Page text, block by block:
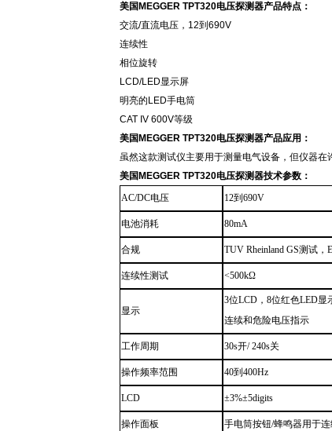
美国 MEGGER TPT320电压探测器产品特点：
交流/直流电压，12到690V
连续性
相位旋转
LCD/LED显示屏
明亮的 LED手电筒
CAT IV 600V等级
美国 MEGGER TPT320电压探测器产品应用：
虽然这款测试仪主要用于测量电气设备，但仪器在
美国 MEGGER TPT320电压探测器技术参数：
AC/DC电压 12到690V
电池消耗 80mA
合规 TUV Rheinland GS测试 ，
连续性测试 <500kΩ
显示
3位LCD ，8位红色LED显
连续和危险电压指示
工作周期 30s开/ 240s关
操作频率范围 40到400Hz
LCD ±3%±5digits
操作面板 手电筒按钮/蜂鸣器用于